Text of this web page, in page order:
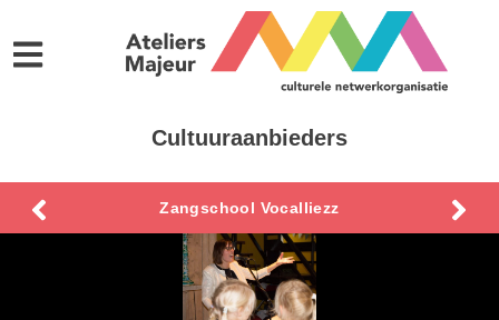
Cultuuraanbieders
Zangschool Vocalliezz